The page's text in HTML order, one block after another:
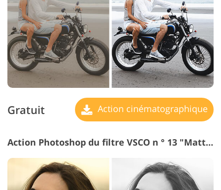
Gratuit Action cinématographique
Action Photoshop du filtre VSCO n ° 13 "Matte B&W"